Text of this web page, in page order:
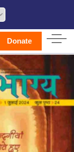
Donate